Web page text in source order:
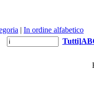
| In ordine alfabetico
Tutti]AB